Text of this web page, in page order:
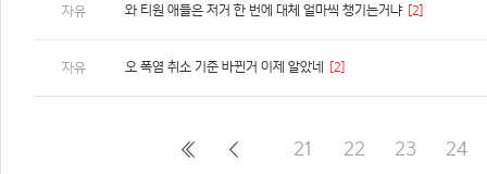
자유 와 티원 애들은 저거 한 번에 대체 얼마씩 챙기는거냐 [2]
자유 오 폭염 취소 기준 바뀐거 이제 알았네 [2]
21 22 23 24